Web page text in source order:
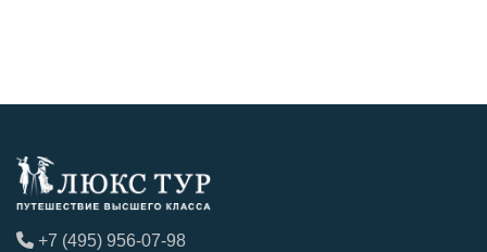
+7 (495) 956-07-98